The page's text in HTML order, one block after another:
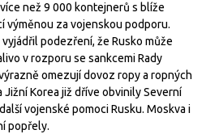
než 9 000 kontejnerů s blíže
výměnou za vojenskou podporu.
podezření, že Rusko může
v rozporu se sankcemi Rady
omezují dovoz ropy a ropných
Jižní Korea již dříve obvinily Severní
vojenské pomoci Rusku. Moskva i
popřely.